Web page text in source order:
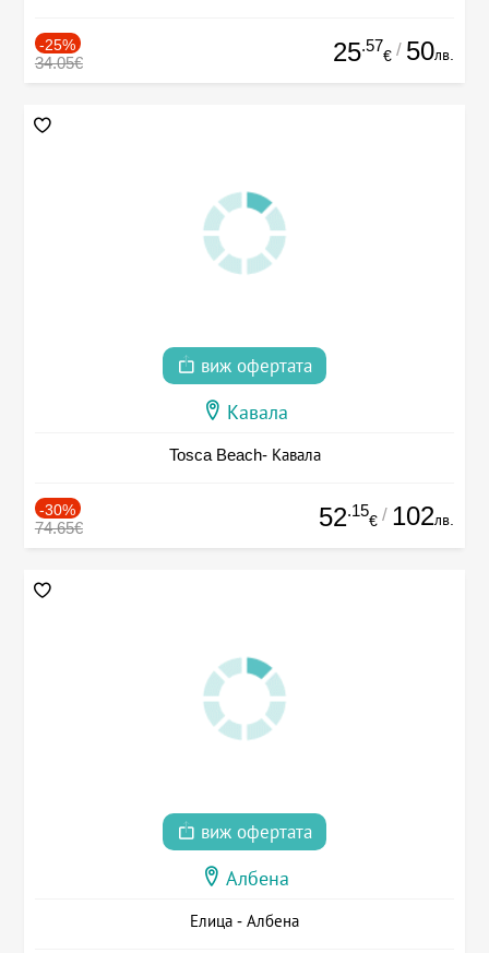
-25%
34.05€ 25.57
€ / 50лв.
виж офертата
Кавала
Tosca Beach- Кавала
-30%
74.65€ 52.15
€ / 102лв.
виж офертата
Албена
Елица - Албена